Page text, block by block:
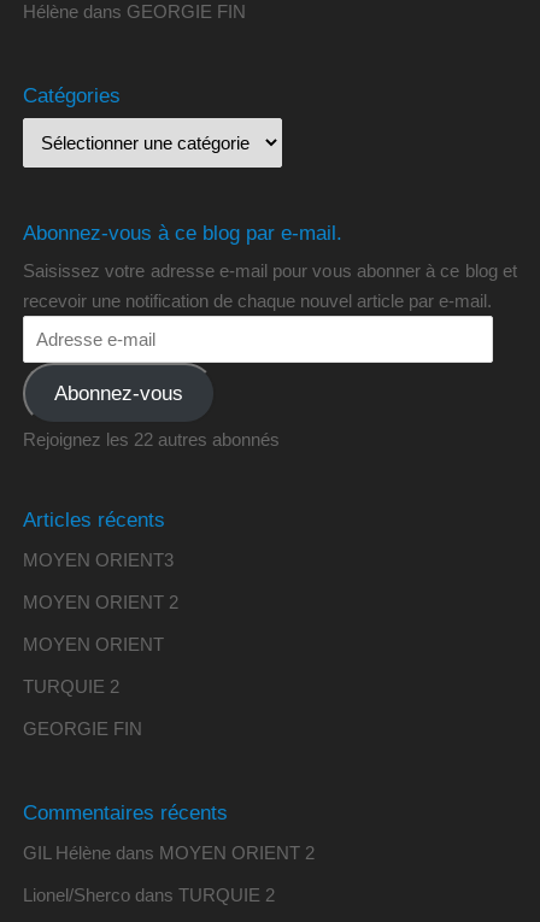
Hélènedans GEORGIE FIN
Catégories
Abonnez-vous à ce blog par e-mail.
Saisissez votre adresse e-mail pour vous abonner à ce blog et
recevoir une notification de chaque nouvel article par e-mail.
Abonnez-vous
Rejoignez les 22 autres abonnés
Articles récents
MOYEN ORIENT3
MOYEN ORIENT 2
MOYEN ORIENT
TURQUIE 2
GEORGIE FIN
Commentaires récents
GIL Hélènedans MOYEN ORIENT 2
Lionel/Shercodans TURQUIE 2